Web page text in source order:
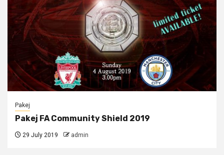
Pakej
Pakej FA Community Shield 2019
29 July 2019 admin